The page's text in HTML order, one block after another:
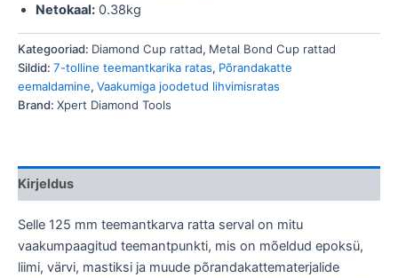
Netokaal: 0.38kg
Kategooriad: Diamond Cup rattad, Metal Bond Cup rattad
Sildid: 7-tolline teemantkarika ratas, Põrandakatte
eemaldamine, Vaakumiga joodetud lihvimisratas
Brand: Xpert Diamond Tools
Kirjeldus
Selle 125 mm teemantkarva ratta serval on mitu
vaakumpaagitud teemantpunkti, mis on mõeldud epoksü,
liimi, värvi, mastiksi ja muude põrandakattematerjalide